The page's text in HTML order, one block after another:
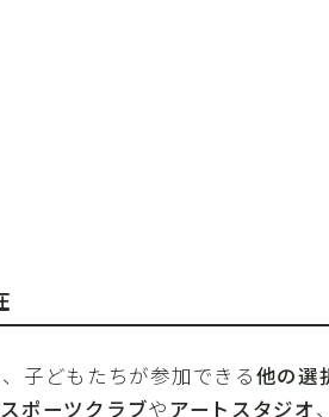
子どもたちが参加できる他の選
スポーツクラブやアートスタジオ